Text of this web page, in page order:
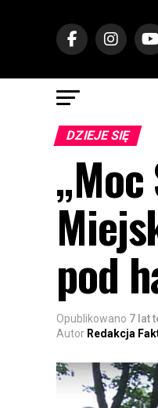
DZIEJE SIĘ
pod
Opublikowano 7 lat
Autor Redakcja